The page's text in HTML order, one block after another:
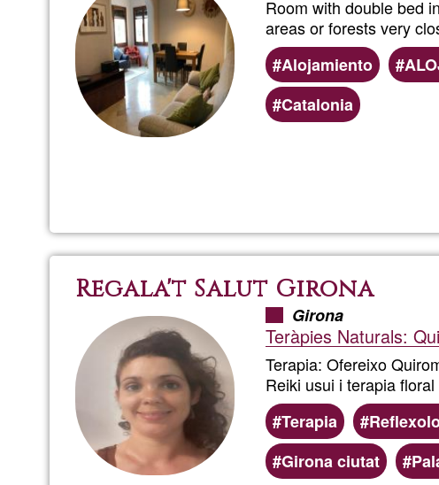
Room with double bed
areas or forests very
Alojamiento
Catalonia
Regala't Salut Girona
Girona
Teràpies Naturals:
Terapia: Ofereixo
Reiki usui i terapia
Terapia
Girona ciutat